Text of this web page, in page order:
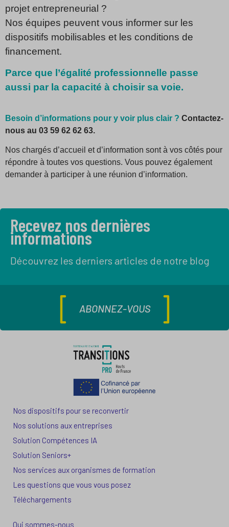
projet entrepreneurial ?
Nos équipes peuvent vous informer sur les
dispositifs mobilisables et les conditions de
financement.
Parce que l’égalité professionnelle passe
aussi par la capacité à choisir sa voie.
Besoin d’informations pour y voir plus clair ? Contactez-
nous au 03 59 62 62 63.
Nos chargés d’accueil et d’information sont à vos côtés pour
répondre à toutes vos questions. Vous pouvez également
demander à participer à une réunion d’information.
Recevez nos dernières
informations
Découvrez les derniers articles de notre blog
ABONNEZ-VOUS
Nos dispositifs pour se reconvertir
Nos solutions aux entreprises
Solution Compétences IA
Solution Seniors+
Nos services aux organismes de formation
Les questions que vous vous posez
Téléchargements
Qui sommes-nous